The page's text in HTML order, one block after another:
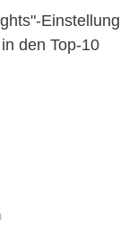
Einstellung
den Top-10